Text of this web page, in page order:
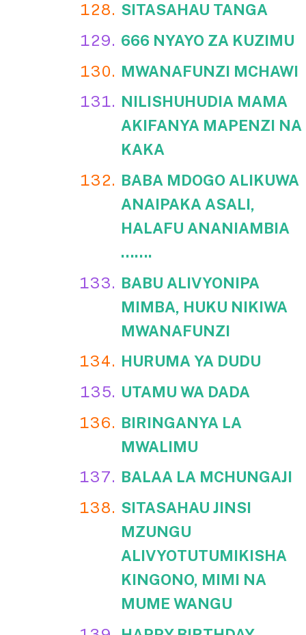
SITASAHAU TANGA
666 NYAYO ZA KUZIMU
MWANAFUNZI MCHAWI
NILISHUHUDIA MAMA
AKIFANYA MAPENZI NA
KAKA
BABA MDOGO ALIKUWA
ANAIPAKA ASALI,
HALAFU ANANIAMBIA
…….
BABU ALIVYONIPA
MIMBA, HUKU NIKIWA
MWANAFUNZI
HURUMA YA DUDU
UTAMU WA DADA
BIRINGANYA LA
MWALIMU
BALAA LA MCHUNGAJI
SITASAHAU JINSI
MZUNGU
ALIVYOTUTUMIKISHA
KINGONO, MIMI NA
MUME WANGU